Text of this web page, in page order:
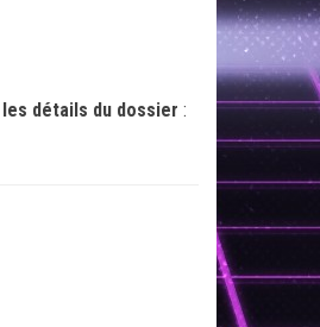
détails du dossier :